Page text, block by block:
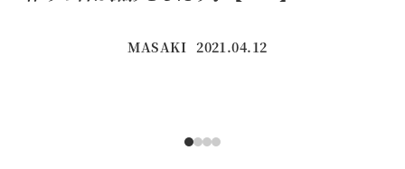
MASAKI 投稿日
2021.04.12